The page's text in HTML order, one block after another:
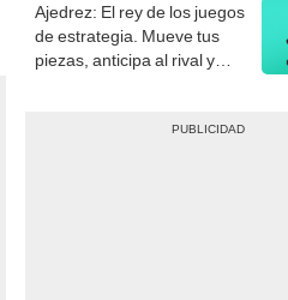
Ajedrez: El rey de los juegos
de estrategia. Mueve tus
piezas, anticipa al rival y